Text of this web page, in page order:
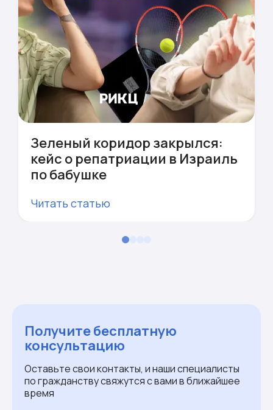
Зеленый коридор закрылся:
кейс о репатриации в Израиль
по бабушке
Читать статью
Получите бесплатную
консультацию
Оставьте свои контакты, и наши специалисты
по гражданству свяжутся с вами в ближайшее
время